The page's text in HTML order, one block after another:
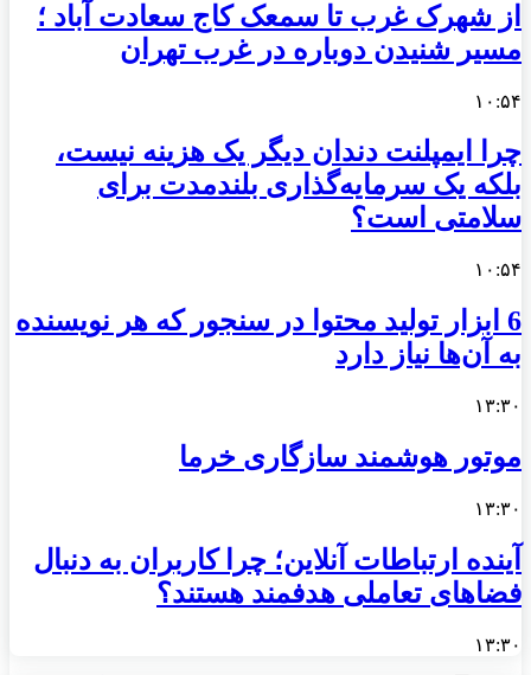
از شهرک غرب تا سمعک کاج سعادت آباد ؛
مسیر شنیدن دوباره در غرب تهران
۱۰:۵۴
چرا ایمپلنت دندان دیگر یک هزینه نیست،
بلکه یک سرمایه‌گذاری بلندمدت برای
سلامتی است؟
۱۰:۵۴
6 ابزار تولید محتوا در سنجور که هر نویسنده
به آن‌ها نیاز دارد
۱۳:۳۰
موتور هوشمند سازگاری خرما
۱۳:۳۰
آینده ارتباطات آنلاین؛ چرا کاربران به دنبال
فضاهای تعاملی هدفمند هستند؟
۱۳:۳۰